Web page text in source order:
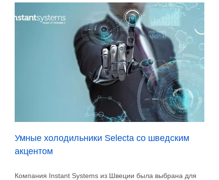
Умные холодильники Selecta со шведским
акцентом
Компания Instant Systems из Швеции была выбрана для